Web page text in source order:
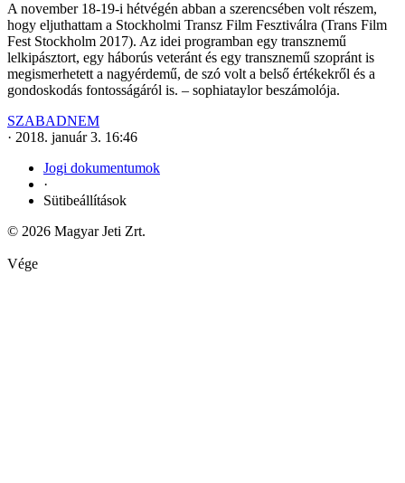
A november 18-19-i hétvégén abban a szerencsében volt részem,
hogy eljuthattam a Stockholmi Transz Film Fesztiválra (Trans Film
Fest Stockholm 2017). Az idei programban egy transznemű
lelkipásztort, egy háborús veteránt és egy transznemű szopránt is
megismerhetett a nagyérdemű, de szó volt a belső értékekről és a
gondoskodás fontosságáról is. – sophiataylor beszámolója.
SZABADNEM
· 2018. január 3. 16:46
Jogi dokumentumok
·
Sütibeállítások
© 2026 Magyar Jeti Zrt.
Vége